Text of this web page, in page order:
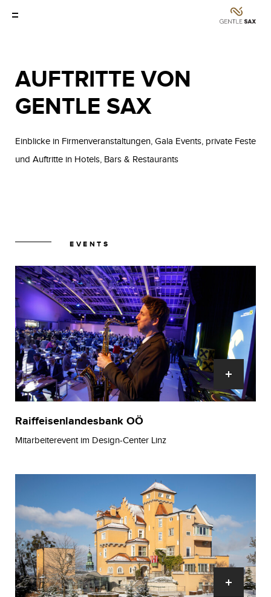
AUFTRITTE VON
GENTLE SAX
Einblicke in Firmenveranstaltungen, Gala Events, private Feste
und Auftritte in Hotels, Bars & Restaurants
EVENTS
Raiffeisenlandesbank OÖ
Mitarbeiterevent im Design-Center Linz